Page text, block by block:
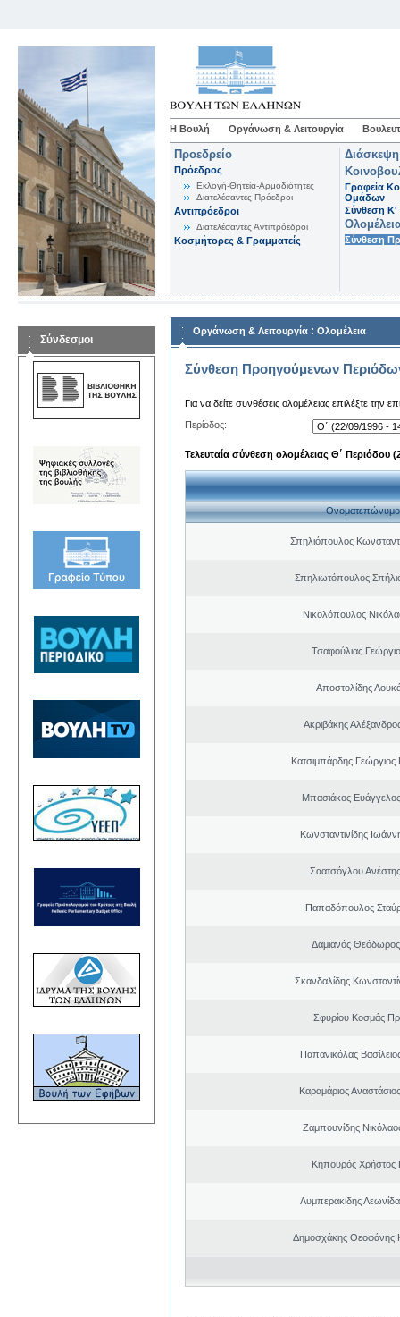
Η Βουλή Οργάνωση & Λειτουργία
Προεδρείο
Πρόεδρος
Εκλογή-Θητεία-Αρμοδιότητες
Διατελέσαντες Πρόεδροι
Αντιπρόεδροι
Διατελέσαντες Αντιπρόεδροι
Κοσμήτορες & Γραμματείς
Γραφεία
Ομάδων
Σύνθεση K'
Σύνθεση
Σύνδεσμοι
Οργάνωση & Λειτουργία : Ολομέλεια
Σύνθεση Προηγούμενων
Για να δείτε συνθέσεις ολομέλειας επιλέξτε την
Περίοδος:
Τελευταία σύνθεση ολομέλειας Θ΄ Περιόδου
Ονοματεπώνυμο
Σπηλιόπουλος
Σπηλιωτόπουλος
Νικολόπουλος
Τσαφούλιας
Αποστολίδης
Ακριβάκης
Κατσιμπάρδης Γεώργιος
Μπασιάκος
Κωνσταντινίδης
Σαατσόγλου
Παπαδόπουλος
Δαμιανός
Σκανδαλίδης
Σφυρίου Κοσμάς
Παπανικόλας
Καραμάριος
Ζαμπουνίδης
Κηπουρός Χρήστος
Λυμπερακίδης
Δημοσχάκης Θεοφάνης